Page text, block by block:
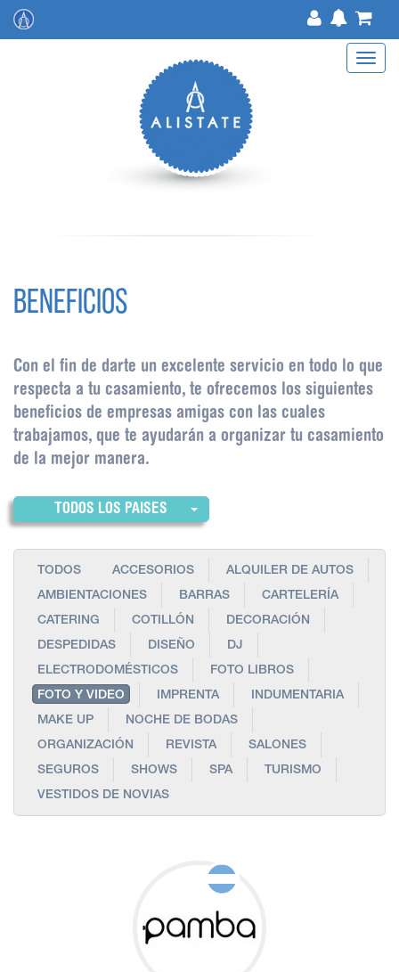
Toggle
BENEFICIOS
Con el fin de darte un excelente servicio en todo lo que
respecta a tu casamiento, te ofrecemos los siguientes
beneficios de empresas amigas con las cuales
trabajamos, que te ayudarán a organizar tu casamiento
de la mejor manera.
TODOS LOS PAISES
TODOS ACCESORIOS
ALQUILER DE AUTOS
AMBIENTACIONES
BARRAS
CARTELERÍA
CATERING
COTILLÓN
DECORACIÓN
DESPEDIDAS
DISEÑO
DJ
ELECTRODOMÉSTICOS
FOTO LIBROS
FOTO Y VIDEO
IMPRENTA
INDUMENTARIA
MAKE UP
NOCHE DE BODAS
ORGANIZACIÓN
REVISTA
SALONES
SEGUROS
SHOWS SPA
TURISMO
VESTIDOS DE NOVIAS